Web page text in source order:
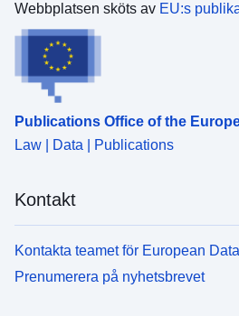
Webbplatsen sköts av EU:s
Publications Office of the
Law | Data | Publications
Kontakt
Kontakta teamet för European
Prenumerera på nyhetsbrevet